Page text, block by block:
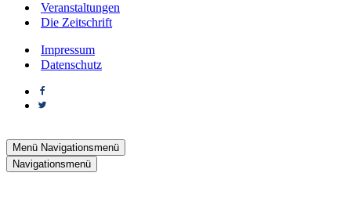
Veranstaltungen
Die Zeitschrift
Impressum
Datenschutz
Menü Navigationsmenü
Navigationsmenü